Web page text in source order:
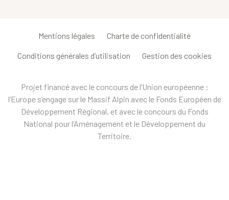
Mentions légales Charte de confidentialité
Conditions générales d’utilisation Gestion des cookies
Projet financé avec le concours de l’Union européenne :
l’Europe s’engage sur le Massif Alpin avec le Fonds Européen de
Développement Régional, et avec le concours du Fonds
National pour l’Aménagement et le Développement du
Territoire.